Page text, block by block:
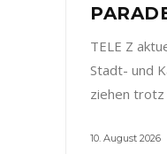
TELE Z
Stadt- und
ziehen
10. August 2026